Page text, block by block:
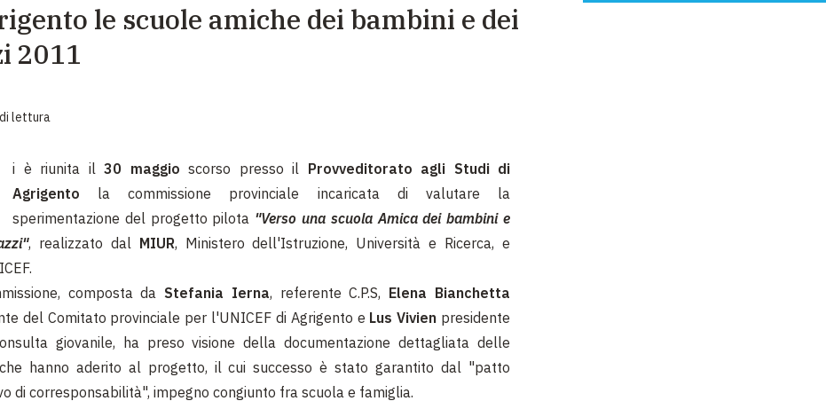
EMERGENZE
GRANDI DONAZIONI
le scuole amiche dei bambini e dei
2011
di lettura
i è riunita il 30 maggio scorso presso il Provveditorato agli Studi di
Agrigento la commissione provinciale incaricata di valutare la
sperimentazione del progetto pilota "Verso una scuola Amica dei bambini e
, realizzato dal MIUR, Ministero dell'Istruzione, Università e Ricerca, e
composta da Stefania Ierna, referente C.P.S, Elena Bianchetta
del Comitato provinciale per l'UNICEF di Agrigento e Lus Vivien presidente
giovanile, ha preso visione della documentazione dettagliata delle
hanno aderito al progetto, il cui successo è stato garantito dal "patto
di corresponsabilità", impegno congiunto fra scuola e famiglia.